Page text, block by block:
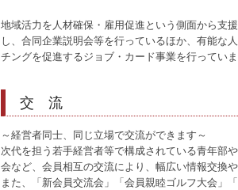
地域活力を人材確保・雇用促進という側面から支
し、合同企業説明会等を行っているほか、有能な
チングを促進するジョブ・カード事業を行っていま
交 流
～経営者同士、同じ立場で交流ができます～
次代を担う若手経営者等で構成されている青年部
会など、会員相互の交流により、幅広い情報交換
また、「新会員交流会」「会員親睦ゴルフ大会」